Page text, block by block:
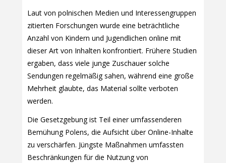
Laut von polnischen Medien und Interessengruppen
zitierten Forschungen wurde eine beträchtliche
Anzahl von Kindern und Jugendlichen online mit
dieser Art von Inhalten konfrontiert. Frühere Studien
ergaben, dass viele junge Zuschauer solche
Sendungen regelmäßig sahen, während eine große
Mehrheit glaubte, das Material sollte verboten
werden.
Die Gesetzgebung ist Teil einer umfassenderen
Bemühung Polens, die Aufsicht über Online-Inhalte
zu verschärfen. Jüngste Maßnahmen umfassten
Beschränkungen für die Nutzung von